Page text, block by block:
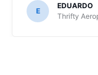
E
EDUARDO
Thrifty